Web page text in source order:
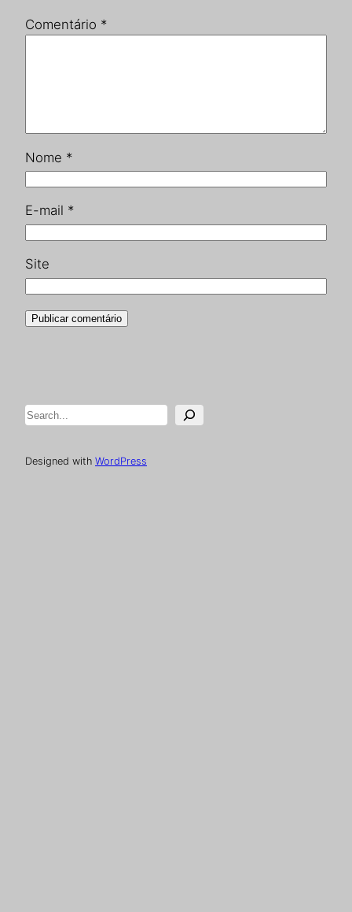
Comentário *
Nome *
E-mail *
Site
Pesquisar
Designed with WordPress